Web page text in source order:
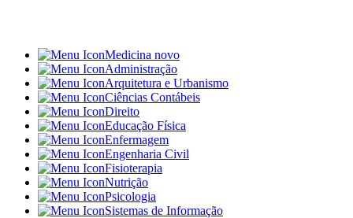
Medicina novo
Administração
Arquitetura e Urbanismo
Ciências Contábeis
Direito
Educação Física
Enfermagem
Engenharia Civil
Fisioterapia
Nutrição
Psicologia
Sistemas de Informação